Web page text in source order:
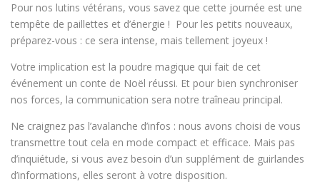
Pour nos lutins vétérans, vous savez que cette journée est une
tempête de paillettes et d’énergie ! Pour les petits nouveaux,
préparez-vous : ce sera intense, mais tellement joyeux !
Votre implication est la poudre magique qui fait de cet
événement un conte de Noël réussi. Et pour bien synchroniser
nos forces, la communication sera notre traîneau principal.
Ne craignez pas l’avalanche d’infos : nous avons choisi de vous
transmettre tout cela en mode compact et efficace. Mais pas
d’inquiétude, si vous avez besoin d’un supplément de guirlandes
d’informations, elles seront à votre disposition.